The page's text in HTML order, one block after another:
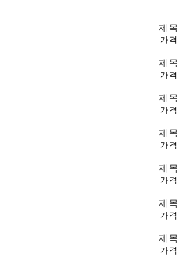
제목
가격
제목
가격
제목
가격
제목
가격
제목
가격
제목
가격
제목
가격